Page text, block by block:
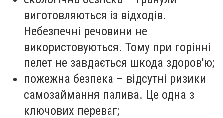
виготовляються із відходів.
Небезпечні речовини не
використовуються. Тому при горінні
пелет не завдається шкода здоров'ю;
пожежна безпека – відсутні ризики
самозаймання палива. Це одна з
ключових переваг;